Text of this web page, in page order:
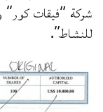
شركة “فيقات كور”
للنشاط”.